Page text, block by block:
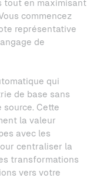
tout en maximisant
commencez
représentative
de
qui
de base sans
Cette
la valeur
avec les
centraliser la
transformations
vers votre